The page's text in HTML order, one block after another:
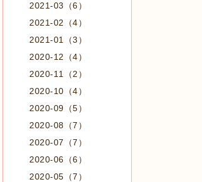
2021-03（6）
2021-02（4）
2021-01（3）
2020-12（4）
2020-11（2）
2020-10（4）
2020-09（5）
2020-08（7）
2020-07（7）
2020-06（6）
2020-05（7）